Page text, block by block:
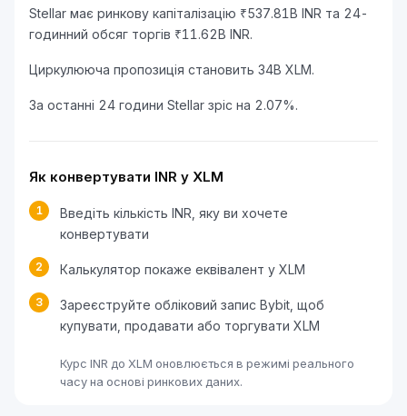
Stellar має ринкову капіталізацію ₹537.81B INR та 24-
годинний обсяг торгів ₹11.62B INR.
Циркулююча пропозиція становить 34B XLM.
За останні 24 години Stellar зріс на 2.07%.
Як конвертувати INR у XLM
1
Введіть кількість INR, яку ви хочете
конвертувати
2 Калькулятор покаже еквівалент у XLM
3
Зареєструйте обліковий запис Bybit, щоб
купувати, продавати або торгувати XLM
Курс INR до XLM оновлюється в режимі реального
часу на основі ринкових даних.